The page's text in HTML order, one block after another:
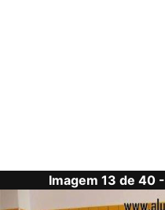
Imagem 13 de 40 -